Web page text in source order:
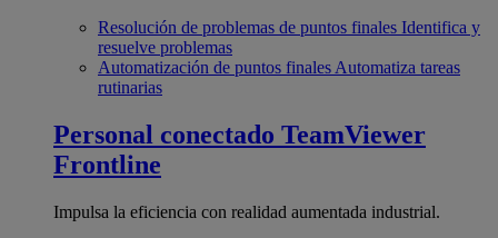
Resolución de problemas de puntos finales Identifica y
resuelve problemas
Automatización de puntos finales Automatiza tareas
rutinarias
Personal conectado TeamViewer
Frontline
Impulsa la eficiencia con realidad aumentada industrial.